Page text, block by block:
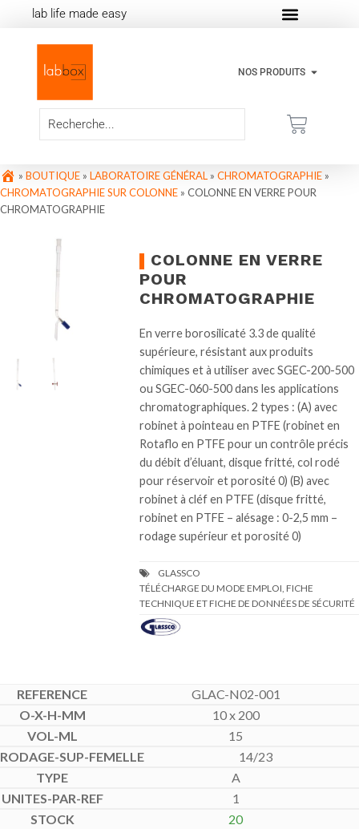
lab life made easy
NOS PRODUITS
» BOUTIQUE » LABORATOIRE GÉNÉRAL » CHROMATOGRAPHIE »
CHROMATOGRAPHIE SUR COLONNE » COLONNE EN VERRE POUR
CHROMATOGRAPHIE
COLONNE EN VERRE
POUR
CHROMATOGRAPHIE
En verre borosilicaté 3.3 de qualité
supérieure, résistant aux produits
chimiques et à utiliser avec SGEC-200-500
ou SGEC-060-500 dans les applications
chromatographiques. 2 types : (A) avec
robinet à pointeau en PTFE (robinet en
Rotaflo en PTFE pour un contrôle précis
du débit d’éluant, disque fritté, col rodé
pour réservoir et porosité 0) (B) avec
robinet à cléf en PTFE (disque fritté,
robinet en PTFE – alésage : 0-2,5 mm –
rodage supérieur et porosité 0)
TÉLÉCHARGE DU MODE EMPLOI, FICHE
TECHNIQUE ET FICHE DE DONNÉES DE SÉCURITÉ
GLAC-N02-001
10 x 200
15
14/23
A
1
20